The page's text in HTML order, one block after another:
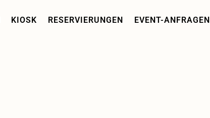
KIOSK RESERVIERUNGEN EVENT-ANFRAGEN